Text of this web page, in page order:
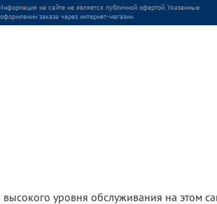
на сайте не является публичной офертой. Указанные
заказа через интернет-магазин.
уровня обслуживания на этом